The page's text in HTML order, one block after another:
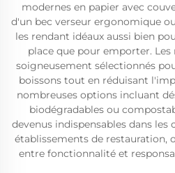
modernes en papier avec
d'un bec verseur ergonomique
les rendant idéaux aussi bien
place que pour emporter.
soigneusement sélectionnés
boissons tout en réduisant
nombreuses options incluant
biodégradables ou
devenus indispensables dans les
établissements de restauration,
entre fonctionnalité et